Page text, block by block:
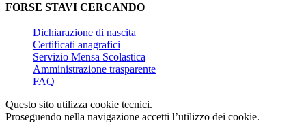
FORSE STAVI CERCANDO
Dichiarazione di nascita
Certificati anagrafici
Servizio Mensa Scolastica
Amministrazione trasparente
FAQ
Questo sito utilizza cookie tecnici.
Proseguendo nella navigazione accetti l’utilizzo dei cookie.